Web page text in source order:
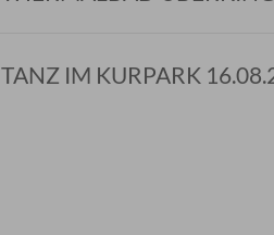
TANZ IM KURPARK